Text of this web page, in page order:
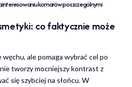
komarów poszczególnymi
co faktycznie może
ale pomaga wybrać cel po
tworzy mocniejszy kontrast z
się szybciej na słońcu. W